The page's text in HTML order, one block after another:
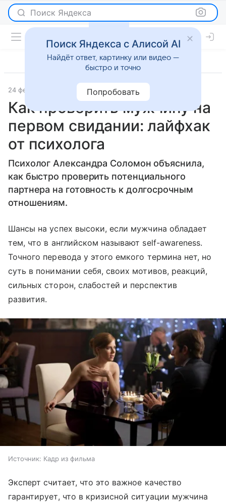
Поиск Яндекса
24 февраля 2024 Super.ru Отношения
Как проверить мужчину на
первом свидании: лайфхак
от психолога
Психолог Александра Соломон объяснила,
как быстро проверить потенциального
партнера на готовность к долгосрочным
отношениям.
Шансы на успех высоки, если мужчина обладает
тем, что в английском называют self-awareness.
Точного перевода у этого емкого термина нет, но
суть в понимании себя, своих мотивов, реакций,
сильных сторон, слабостей и перспектив
развития.
Источник: Кадр из фильма
Эксперт считает, что это важное качество
гарантирует, что в кризисной ситуации мужчина
Поиск Яндекса с Алисой AI
Найдёт ответ, картинку или видео —
быстро и точно
Попробовать